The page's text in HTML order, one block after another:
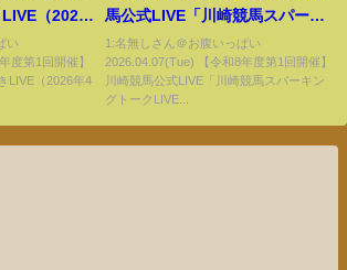
（2026
い
度第1回開催】
LIVE（2026年4
馬公式LIVE「川崎競馬スパーキ
ングトークLIVE HOME PLUS／
HOME」
1:名無しさん＠お腹いっぱい
2026.04.07(Tue) 【令和8年度第1回開催】
川崎競馬公式LIVE「川崎競馬スパーキン
グトークLIVE...